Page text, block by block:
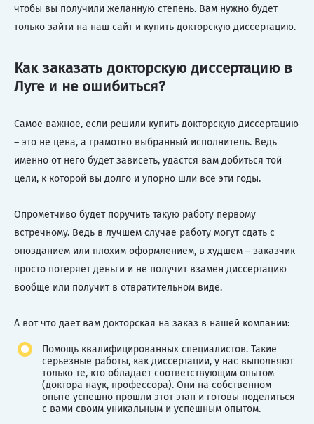
чтобы вы получили желанную степень. Вам нужно будет
только зайти на наш сайт и купить докторскую диссертацию.
Как заказать докторскую диссертацию в
Луге и не ошибиться?
Самое важное, если решили купить докторскую диссертацию
– это не цена, а грамотно выбранный исполнитель. Ведь
именно от него будет зависеть, удастся вам добиться той
цели, к которой вы долго и упорно шли все эти годы.
Опрометчиво будет поручить такую работу первому
встречному. Ведь в лучшем случае работу могут сдать с
опозданием или плохим оформлением, в худшем – заказчик
просто потеряет деньги и не получит взамен диссертацию
вообще или получит в отвратительном виде.
А вот что дает вам докторская на заказ в нашей компании:
Помощь квалифицированных специалистов. Такие
серьезные работы, как диссертации, у нас выполняют
только те, кто обладает соответствующим опытом
(доктора наук, профессора). Они на собственном
опыте успешно прошли этот этап и готовы поделиться
с вами своим уникальным и успешным опытом.